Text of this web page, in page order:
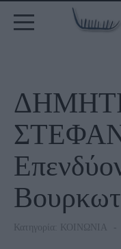
Κατηγορία: ΚΟΙΝΩΝΙΑ